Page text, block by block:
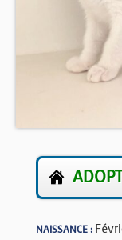
NAISSANCE :